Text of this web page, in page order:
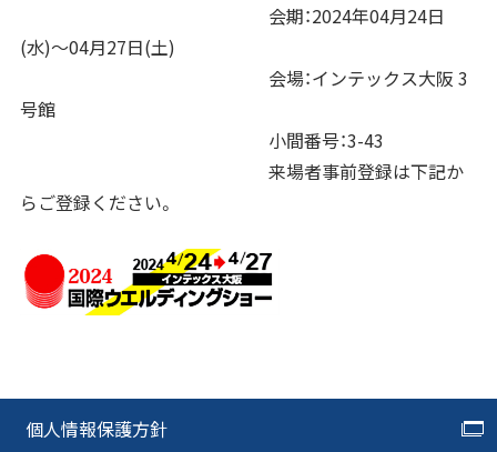
会期：2024年04月24日
(水)〜04月27日(土)
会場：インテックス大阪 3
号館
小間番号：3-43
来場者事前登録は下記か
らご登録ください。
個人情報保護方針